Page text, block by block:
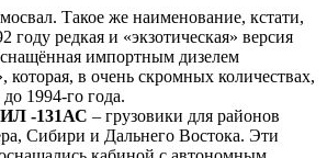
Такое же наименование, кстати,
году редкая и «экзотическая» версия
импортным дизелем
которая, в очень скромных количествах,
1994-го года.
-131АС – грузовики для районов
Сибири и Дальнего Востока. Эти